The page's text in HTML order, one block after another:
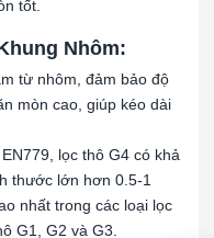
tốt.
Nhôm:
từ nhôm, đảm bảo độ
mòn cao, giúp kéo dài
lọc thô G4 có khả
thước lớn hơn 0.5-1
nhất trong các loại lọc
G1, G2 và G3.